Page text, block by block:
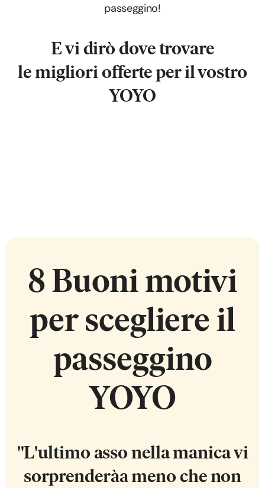
passeggino!
E vi dirò dove trovare
le migliori offerteper il vostro
YOYO
8 Buoni motivi
per scegliere il
passeggino
YOYO
"L'ultimo asso nella manica vi
sorprenderàa meno che non